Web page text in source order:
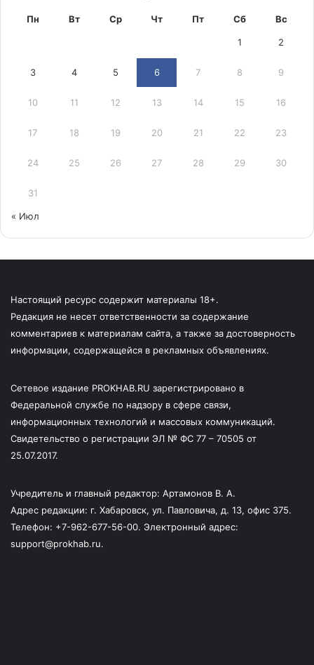
Пн Вт Ср Чт Пт Сб Вс
1 2
3 4 5 6 7 8 9
10 11 12 13 14 15 16
17 18 19 20 21 22 23
24 25 26 27 28 29 30
31
« Июл
Настоящий ресурс содержит материалы 18+.
Редакция не несет ответственности за содержание
комментариев к материалам сайта, а также за достоверность
информации, содержащейся в рекламных объявлениях.
Сетевое издание PROKHAB.RU зарегистрировано в
Федеральной службе по надзору в сфере связи,
информационных технологий и массовых коммуникаций.
Свидетельство о регистрации ЭЛ № ФС 77 – 70505 от
25.07.2017.
Учредитель и главный редактор: Артамонов В. А.
Адрес редакции: г. Хабаровск, ул. Павловича, д. 13, офис 375.
Телефон: +7-962-677-56-00. Электронный адрес:
support@prokhab.ru.